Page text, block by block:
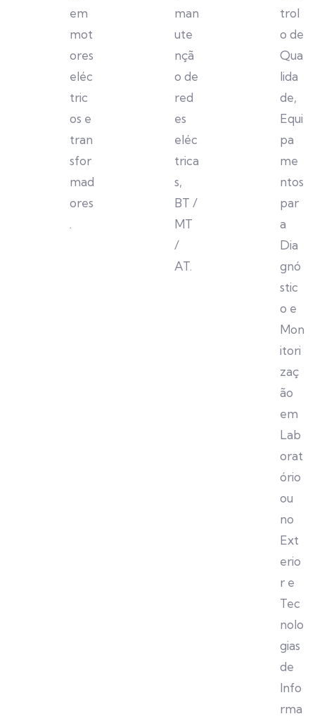
em
mot
ores
eléc
tric
os e
tran
sfor
mad
ores
.
man
ute
nçã
o de
red
es
eléc
trica
s,
BT /
MT
/
AT.
trol
o de
Qua
lida
de,
Equi
pa
me
ntos
par
a
Dia
gnó
stic
o e
Mon
itori
zaç
ão
em
Lab
orat
ório
ou
no
Ext
erio
r e
Tec
nolo
gias
de
Info
rma